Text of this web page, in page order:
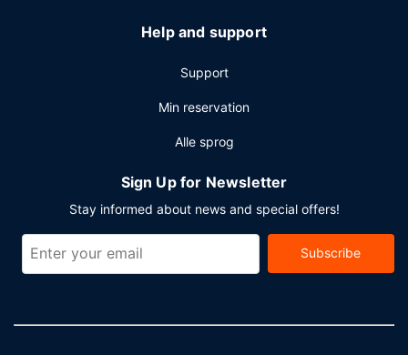
Help and support
Support
Min reservation
Alle sprog
Sign Up for Newsletter
Stay informed about news and special offers!
Subscribe